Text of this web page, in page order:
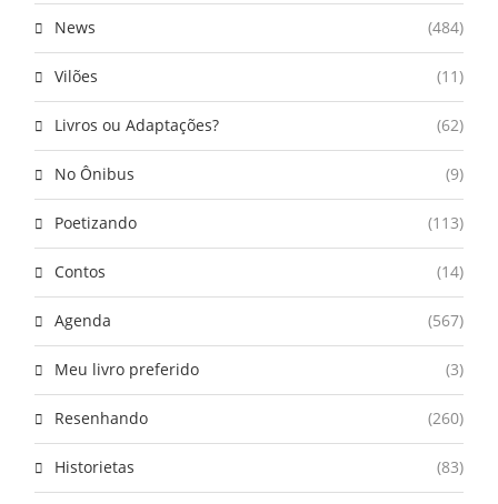
News (484)
Vilões (11)
Livros ou Adaptações? (62)
No Ônibus (9)
Poetizando (113)
Contos (14)
Agenda (567)
Meu livro preferido (3)
Resenhando (260)
Historietas (83)